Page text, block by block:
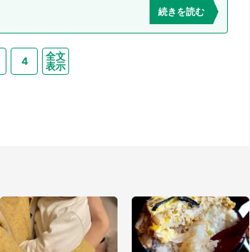
続きを読む
4
全文
表示